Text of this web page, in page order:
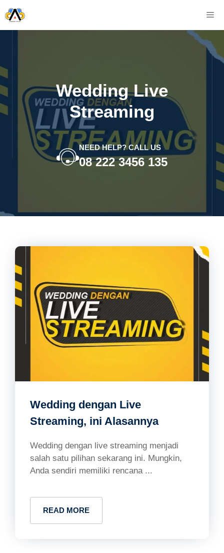
Skip
to
content
Wedding Live
Streaming
NEED HELP? CALL US
08 222 3456 135
Wedding dengan Live
Streaming, ini Alasannya
Wedding dengan live streaming menjadi
salah satu pilihan sekarang ini. Mungkin,
Anda sendiri memiliki rencana ...
READ MORE